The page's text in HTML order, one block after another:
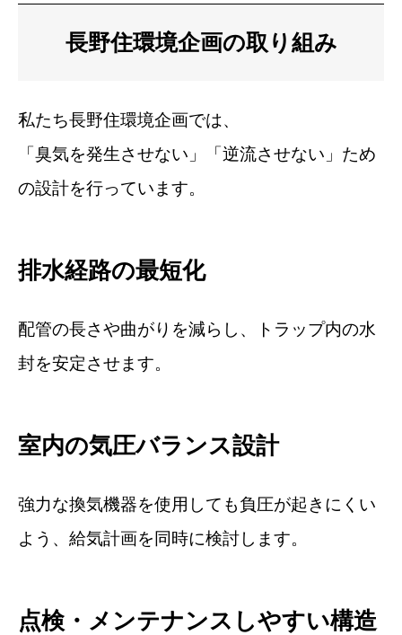
長野住環境企画の取り組み
私たち長野住環境企画では、
「臭気を発生させない」「逆流させない」ため
の設計を行っています。
排水経路の最短化
配管の長さや曲がりを減らし、トラップ内の水
封を安定させます。
室内の気圧バランス設計
強力な換気機器を使用しても負圧が起きにくい
よう、給気計画を同時に検討します。
点検・メンテナンスしやすい構造